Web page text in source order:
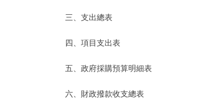
走進北京
北京概況
綠色北京
三、支出總表
四、項目支出表
五、政府採購預算明細表
六、財政撥款收支總表